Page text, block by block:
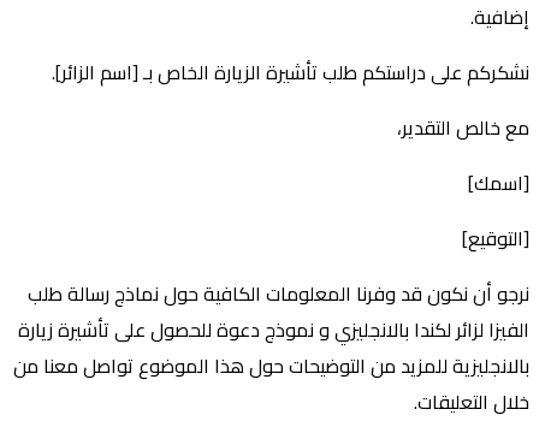
إضافية.
نشكركم على دراستكم طلب تأشيرة الزيارة الخاص بـ [اسم الزائر].
مع خالص التقدير،
[اسمك]
[التوقيع]
نرجو أن نكون قد وفرنا المعلومات الكافية حول نماذج رسالة طلب
الفيزا لزائر لكندا بالانجليزي و نموذج دعوة للحصول على تأشيرة زيارة
بالانجليزية للمزيد من التوضيحات حول هذا الموضوع تواصل معنا من
خلال التعليقات.